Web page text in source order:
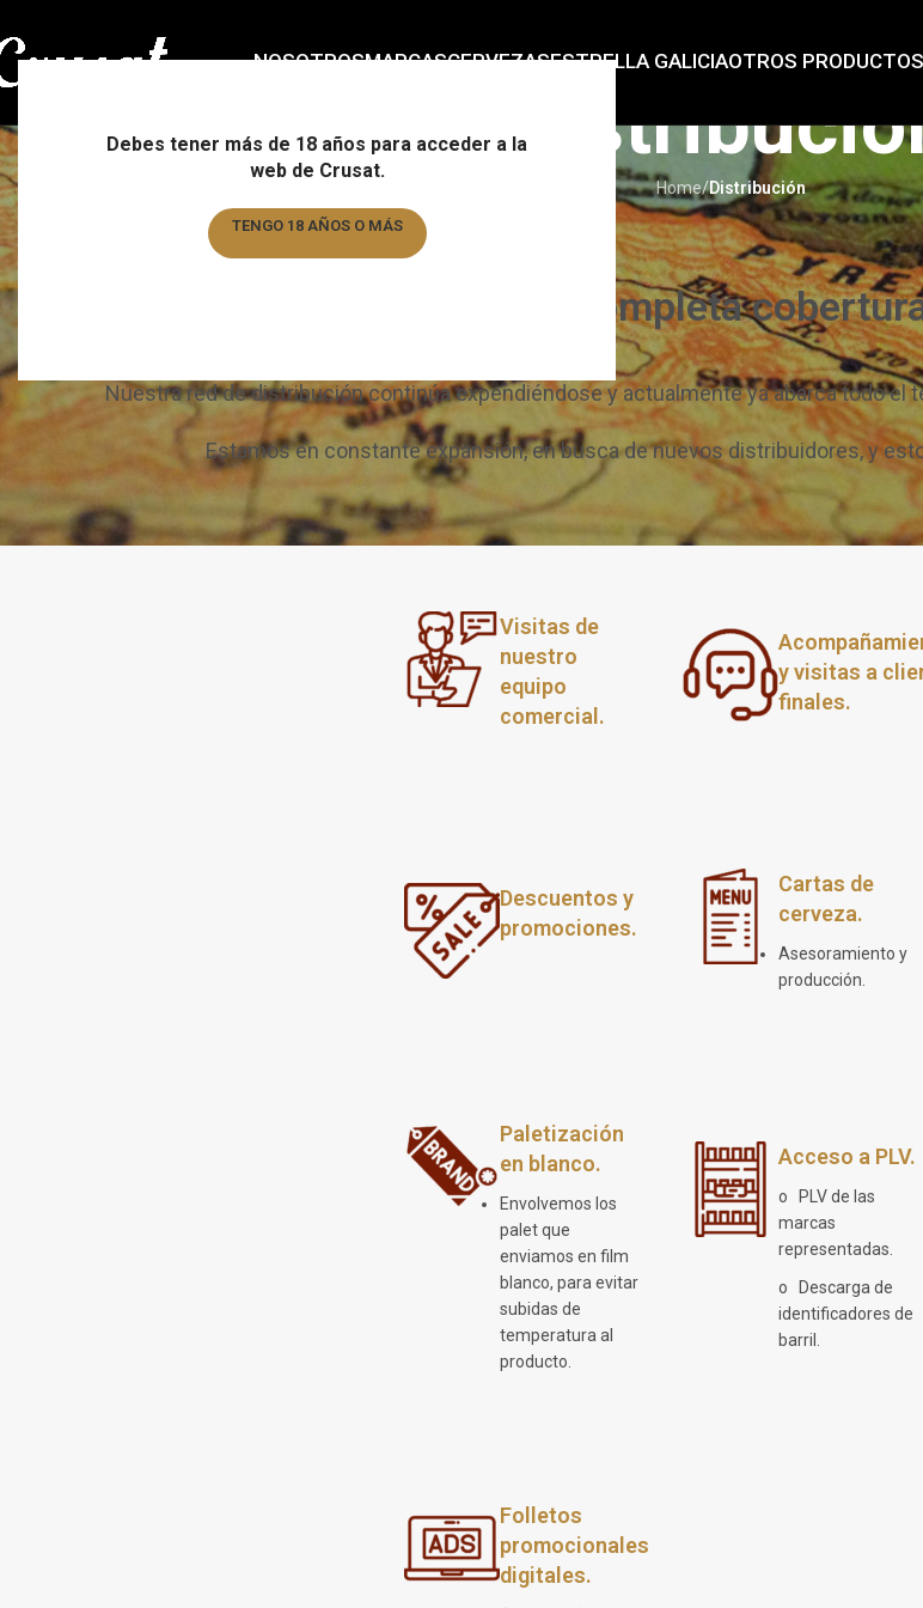
Debes tener más de 18 años para acceder a la
web de Crusat.
TENGO 18 AÑOS O MÁS
NOSOTROSMARCASCERVEZASESTRELLA GALICIAOTROS
Home/Distribución
Un red con completa
Nuestra red de distribución continúa expendiéndose y actualmente ya abarca todo el
Estamos en constante expansión, en busca de nuevos distribuidores, y
Visitas de
nuestro
equipo
comercial.
y visitas a
finales.
Descuentos y
promociones.
Cartas de
cerveza.
Asesoramiento y
producción.
Paletización
en blanco.
Envolvemos los
palet que
enviamos en film
blanco, para evitar
subidas de
temperatura al
producto.
Acceso a PLV.
o PLV de las
marcas
representadas.
o Descarga de
identificadores de
barril.
Folletos
promocionales
digitales.